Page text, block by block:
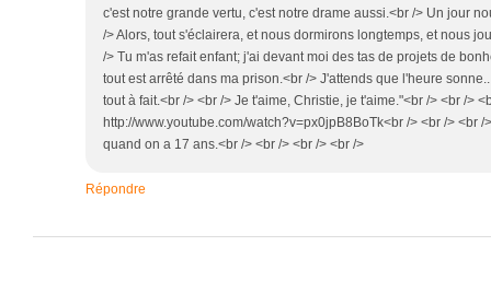
c'est notre grande vertu, c'est notre drame aussi.<br /> Un jour
/> Alors, tout s'éclairera, et nous dormirons longtemps, et nous
/> Tu m'as refait enfant; j'ai devant moi des tas de projets de
tout est arrêté dans ma prison.<br /> J'attends que l'heure
tout à fait.<br /> <br /> Je t'aime, Christie, je t'aime."<br /> <br />
http://www.youtube.com/watch?v=px0jpB8BoTk<br /> <br /> <br
quand on a 17 ans.<br /> <br /> <br /> <br />
Répondre